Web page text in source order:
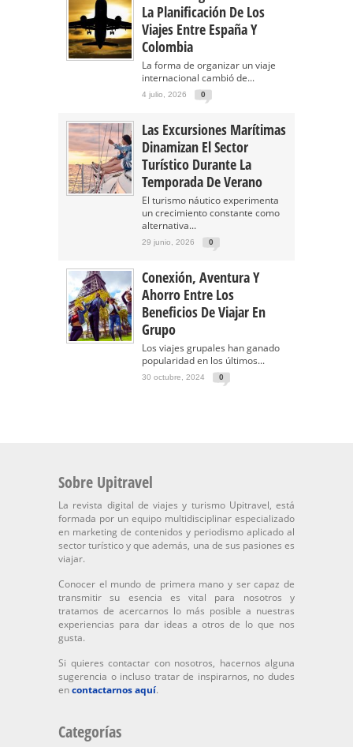
La Planificación De Los
Viajes Entre España Y
Colombia
La forma de organizar un viaje
internacional cambió de...
4 julio, 2026 0
Las Excursiones Marítimas
Dinamizan El Sector
Turístico Durante La
Temporada De Verano
El turismo náutico experimenta
un crecimiento constante como
alternativa...
29 junio, 2026 0
Conexión, Aventura Y
Ahorro Entre Los
Beneficios De Viajar En
Grupo
Los viajes grupales han ganado
popularidad en los últimos...
30 octubre, 2024 0
Sobre Upitravel
La revista digital de viajes y turismo Upitravel, está
formada por un equipo multidisciplinar especializado
en marketing de contenidos y periodismo aplicado al
sector turístico y que además, una de sus pasiones es
viajar.
Conocer el mundo de primera mano y ser capaz de
transmitir su esencia es vital para nosotros y
tratamos de acercarnos lo más posible a nuestras
experiencias para dar ideas a otros de lo que nos
gusta.
Si quieres contactar con nosotros, hacernos alguna
sugerencia o incluso tratar de inspirarnos, no dudes
encontactarnos aquí.
Categorías